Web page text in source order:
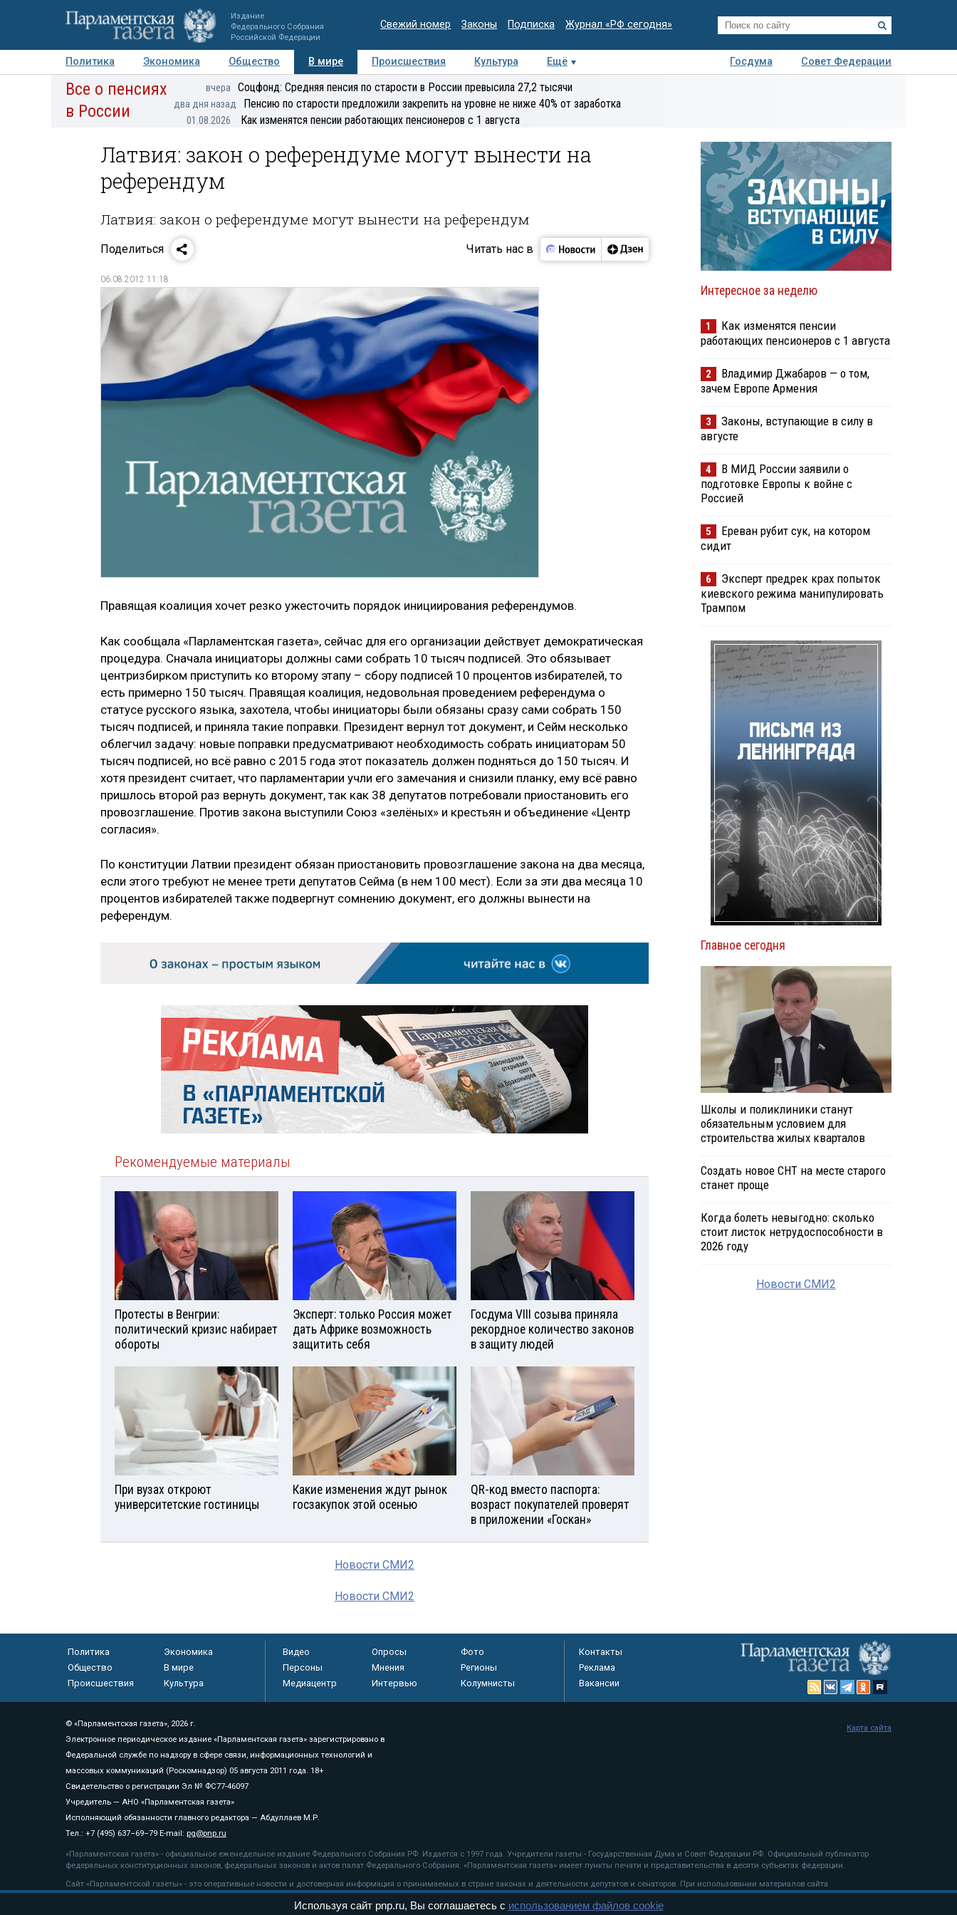
Издание
Федерального Собрания
Российской Федерации
Свежий номер Законы Подписка Журнал «РФ сегодня»
Политика Экономика Общество В мире Происшествия Культура Ещё Госдума
Совет Федерации
Авторы Персоны Мнения Регионы Медиацентр Интервью Колумнисты
экспертиза
Все о пенсиях
в России
вчера Соцфонд: Средняя пенсия по старости в России превысила 27,2 тысячи
два дня назад Пенсию по старости предложили закрепить на уровне не ниже 40% от заработка
01.08.2026 Как изменятся пенсии работающих пенсионеров с 1 августа
Латвия: закон о референдуме могут вынести на
референдум
Латвия: закон о референдуме могут вынести на референдум
Поделиться Читать нас в
06.08.2012 11:18
Правящая коалиция хочет резко ужесточить порядок инициирования референдумов.
Как сообщала «Парламентская газета», сейчас для его организации действует демократическая
процедура. Сначала инициаторы должны сами собрать 10 тысяч подписей. Это обязывает
центризбирком приступить ко второму этапу – сбору подписей 10 процентов избирателей, то
есть примерно 150 тысяч. Правящая коалиция, недовольная проведением референдума о
статусе русского языка, захотела, чтобы инициаторы были обязаны сразу сами собрать 150
тысяч подписей, и приняла такие поправки. Президент вернул тот документ, и Сейм несколько
облегчил задачу: новые поправки предусматривают необходимость собрать инициаторам 50
тысяч подписей, но всё равно с 2015 года этот показатель должен подняться до 150 тысяч. И
хотя президент считает, что парламентарии учли его замечания и снизили планку, ему всё равно
пришлось второй раз вернуть документ, так как 38 депутатов потребовали приостановить его
провозглашение. Против закона выступили Союз «зелёных» и крестьян и объединение «Центр
согласия».
По конституции Латвии президент обязан приостановить провозглашение закона на два месяца,
если этого требуют не менее трети депутатов Сейма (в нем 100 мест). Если за эти два месяца 10
процентов избирателей также подвергнут сомнению документ, его должны вынести на
референдум.
Рекомендуемые материалы
Протесты в Венгрии:
политический кризис набирает
обороты
Эксперт: только Россия может
дать Африке возможность
защитить себя
Госдума VIII созыва приняла
рекордное количество законов
в защиту людей
При вузах откроют
университетские гостиницы
Какие изменения ждут рынок
госзакупок этой осенью
QR-код вместо паспорта:
возраст покупателей проверят
в приложении «Госкан»
Новости СМИ2
Новости СМИ2
Интересное за неделю
1
Как изменятся пенсии
работающих пенсионеров с 1 августа
2
Владимир Джабаров — о том,
зачем Европе Армения
3
Законы, вступающие в силу в
августе
4
В МИД России заявили о
подготовке Европы к войне с
Россией
5
Ереван рубит сук, на котором
сидит
6
Эксперт предрек крах попыток
киевского режима манипулировать
Трампом
Главное сегодня
Школы и поликлиники станут
обязательным условием для
строительства жилых кварталов
Создать новое СНТ на месте старого
станет проще
Когда болеть невыгодно: сколько
стоит листок нетрудоспособности в
2026 году
Новости СМИ2
Политика
Экономика
Общество
В мире
Происшествия
Культура
Видео Опросы
Фото
Персоны
Мнения
Регионы
Медиацентр
Интервью Колумнисты
Контакты
Реклама
Вакансии
© «Парламентская газета», 2026 г.
Электронное периодическое издание «Парламентская газета» зарегистрировано в
Федеральной службе по надзору в сфере связи, информационных технологий и
массовых коммуникаций (Роскомнадзор) 05 августа 2011 года. 18+
Свидетельство о регистрации Эл № ФС77-46097
Учредитель — АНО «Парламентская газета»
Исполняющий обязанности главного редактора — Абдуллаев М.Р.
Тел.: +7 (495) 637–69–79 E-mail: pg@pnp.ru
«Парламентская газета» - официальное еженедельное издание Федерального Собрания РФ. Издается с 1997 года. Учредители газеты - Государственная Дума и Совет Федерации РФ. Официальный публикатор
федеральных конституционных законов, федеральных законов и актов палат Федерального Собрания. «Парламентская газета» имеет пункты печати и представительства в десяти субъектах федерации.
Сайт «Парламентской газеты» - это оперативные новости и достоверная информация о принимаемых в стране законах и деятельности депутатов и сенаторов. При использовании материалов сайта
«Парламентской газеты» активная ссылка на pnp.ru обязательна.
Карта сайта
Используя сайт pnp.ru, Вы соглашаетесь с использованием файлов cookie